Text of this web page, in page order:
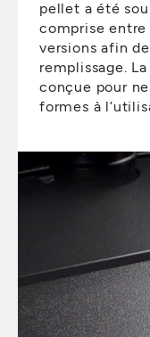
pellet a été
comprise entre
versions afin
remplissage.
conçue pour
formes à